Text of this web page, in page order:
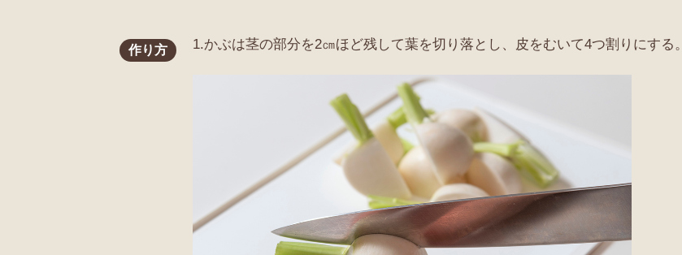
作り方 1.かぶは茎の部分を2㎝ほど残して葉を切り落とし、皮をむいて4つ割りにする。